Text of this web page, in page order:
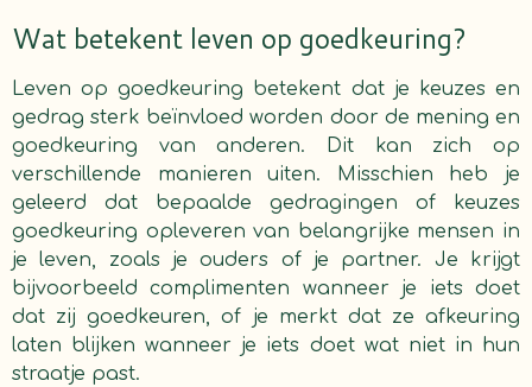
Wat betekent leven op goedkeuring?
Leven op goedkeuring betekent dat je keuzes en
gedrag sterk beïnvloed worden door de mening en
goedkeuring van anderen. Dit kan zich op
verschillende manieren uiten. Misschien heb je
geleerd dat bepaalde gedragingen of keuzes
goedkeuring opleveren van belangrijke mensen in
je leven, zoals je ouders of je partner. Je krijgt
bijvoorbeeld complimenten wanneer je iets doet
dat zij goedkeuren, of je merkt dat ze afkeuring
laten blijken wanneer je iets doet wat niet in hun
straatje past.